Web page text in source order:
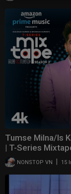
Tumse Milna/Is
| T-Series
NONSTOP VN 15